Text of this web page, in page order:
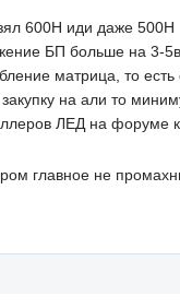
600H иди даже 500Н
БП больше на 3-
матрица, то
на али то
ЛЕД на форуме
главное не